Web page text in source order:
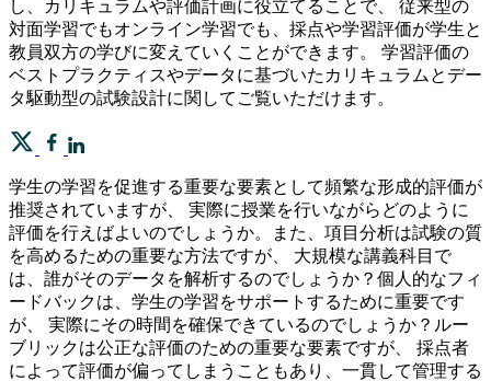
し、カリキュラムや評価計画に役立てることで、 従来型の
対面学習でもオンライン学習でも、採点や学習評価が学生と
教員双方の学びに変えていくことができます。 学習評価の
ベストプラクティスやデータに基づいたカリキュラムとデー
タ駆動型の試験設計に関してご覧いただけます。
学生の学習を促進する重要な要素として頻繁な形成的評価が
推奨されていますが、 実際に授業を行いながらどのように
評価を行えばよいのでしょうか。また、項目分析は試験の質
を高めるための重要な方法ですが、 大規模な講義科目で
は、誰がそのデータを解析するのでしょうか？個人的なフィ
ードバックは、学生の学習をサポートするために重要です
が、 実際にその時間を確保できているのでしょうか？ルー
ブリックは公正な評価のための重要な要素ですが、 採点者
によって評価が偏ってしまうこともあり、一貫して管理する